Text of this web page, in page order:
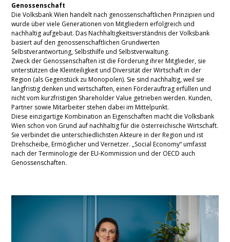
Genossenschaft
Die Volksbank Wien handelt nach genossenschaftlichen Prinzipien und
wurde über viele Generationen von Mitgliedern erfolgreich und
nachhaltig aufgebaut. Das Nachhaltigkeitsverständnis der Volksbank
basiert auf den genossenschaftlichen Grundwerten
Selbstverantwortung, Selbsthilfe und Selbstverwaltung.
Zweck der Genossenschaften ist die Förderung ihrer Mitglieder, sie
unterstützen die Kleinteiligkeit und Diversität der Wirtschaft in der
Region (als Gegenstück zu Monopolen). Sie sind nachhaltig, weil sie
langfristig denken und wirtschaften, einen Förderauftrag erfüllen und
nicht vom kurzfristigen Shareholder Value getrieben werden. Kunden,
Partner sowie Mitarbeiter stehen dabei im Mittelpunkt.
Diese einzigartige Kombination an Eigenschaften macht die Volksbank
Wien schon von Grund auf nachhaltig für die österreichische Wirtschaft.
Sie verbindet die unterschiedlichsten Akteure in der Region und ist
Drehscheibe, Ermöglicher und Vernetzer. „Social Economy“ umfasst
nach der Terminologie der EU-Kommission und der OECD auch
Genossenschaften.